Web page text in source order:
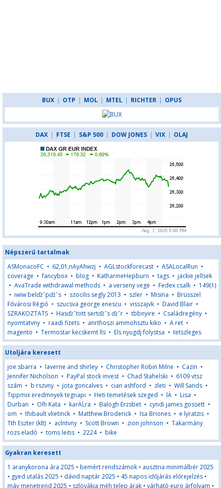
BUX | OTP | MOL | MTEL | RICHTER | OPUS
DAX | FTSE | S&P 500 | DOW JONES | VIX | OLAJ
Népszerű tartalmak
ASMonacoFC • 62,01,nAyAhwzj • AGLstockforecast • ASALocalRun •
coverage •fancybox • blog • KatharineHepburn • tags • jackie jellsek
• AvaTrade withdrawal methods • a verseny vege • Fedex csalk • 149(1)
• iwiw belďż˝pďż˝s • szocilis segly 2013 • szler • Misina • Brüsszel
Fővárosi Régió • szucsva george enescu • visszajvk • David Blair •
SZRAKOZTATS • Hasďż˝tott sertďż˝s ďż˝r • tbbnyire • Családregény •
nyomtatvny • raadi fizets • anrthoszi ammohsztu kiko • A ret •
magento • Termostar kecskemt lls • Els nyugdj folystsa • tetszleges
Utoljára keresett
joe sbarra • laverne and shirley • Christopher Robin Milne • Cazin •
Jennifer Nicholson • PayPal stock invest • Chad Stahelski • 6109 vtsz
szám • b rszvny • jota goncalves • cian ashford • zleti • Will Sands •
Tippmix eredmnyek tegnapi • Heti temetések szeged • lÄ • Lisa •
Durban • Olh Kata • karÄĹra • Balogh Erzsbet • cyndi james gossett •
om • thibault vlietinck • Matthew Broderick • Isa Briones • e lyratzis •
Tth Eszter (klt) • aclntvny • Scott Brown • zion johnson • Takarmány
rozs eladó • toms leitis • 2224• bike
Gyakran keresett
1 aranykorona ára 2025 • bemért rendszámok • ausztria minimálbér 2025
• gyed utalás 2025 • dávid naptár 2025 • 45 napos időjárás előrejelzés •
máv menetrend 2025 • szlovákia méh telep árak • várható euro árfolyam •